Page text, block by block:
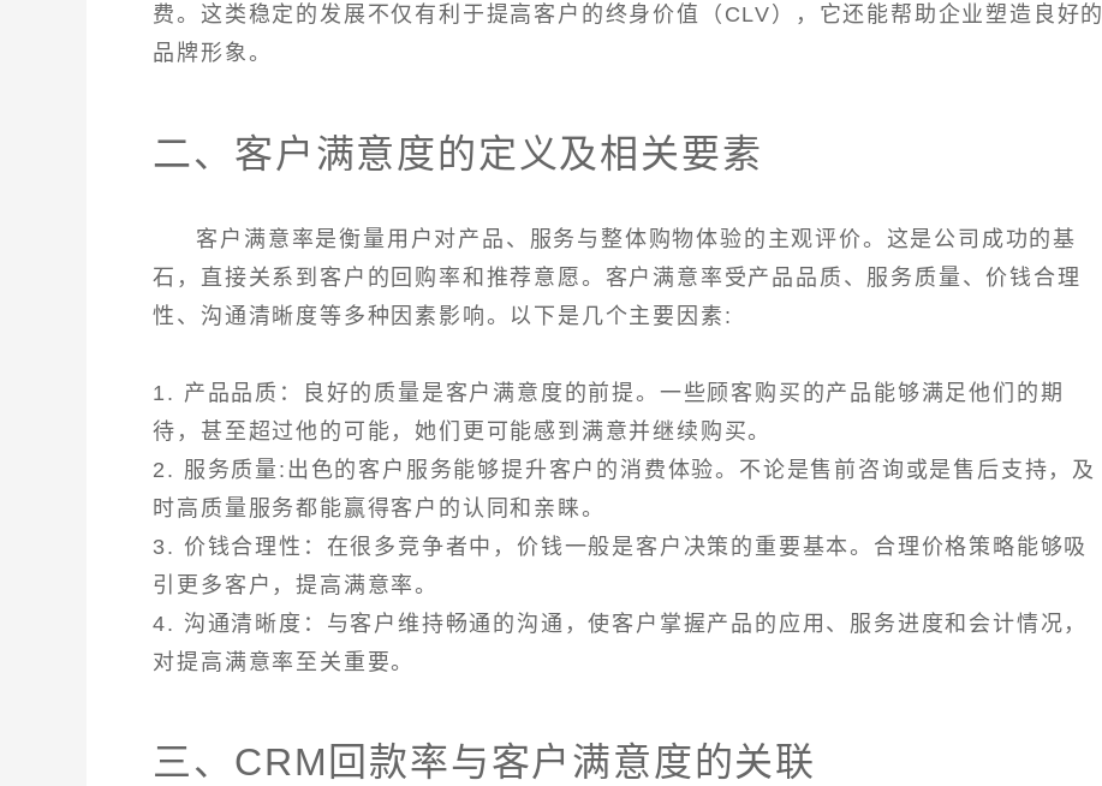
费。这类稳定的发展不仅有利于提高客户的终身价值（CLV），它还能帮助企业塑造良好的
品牌形象。
二、客户满意度的定义及相关要素
客户满意率是衡量用户对产品、服务与整体购物体验的主观评价。这是公司成功的基
石，直接关系到客户的回购率和推荐意愿。客户满意率受产品品质、服务质量、价钱合理
性、沟通清晰度等多种因素影响。以下是几个主要因素:
1. 产品品质：良好的质量是客户满意度的前提。一些顾客购买的产品能够满足他们的期
待，甚至超过他的可能，她们更可能感到满意并继续购买。
2. 服务质量:出色的客户服务能够提升客户的消费体验。不论是售前咨询或是售后支持，及
时高质量服务都能赢得客户的认同和亲睐。
3. 价钱合理性：在很多竞争者中，价钱一般是客户决策的重要基本。合理价格策略能够吸
引更多客户，提高满意率。
4. 沟通清晰度：与客户维持畅通的沟通，使客户掌握产品的应用、服务进度和会计情况，
对提高满意率至关重要。
三、CRM回款率与客户满意度的关联